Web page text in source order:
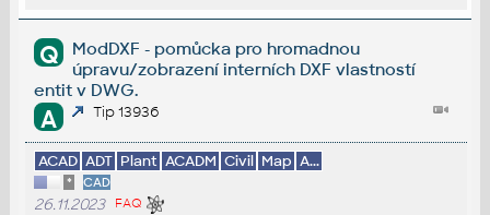
Q
ModDXF - pomůcka pro hromadnou
úpravu/zobrazení interních DXF vlastností
entit v DWG.
A Tip 13936
ACAD ADT Plant ACADM Civil Map A...
* CAD
26.11.2023 FAQ